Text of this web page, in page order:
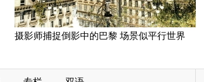
摄影师捕捉倒影中的巴黎 场景似平行世界